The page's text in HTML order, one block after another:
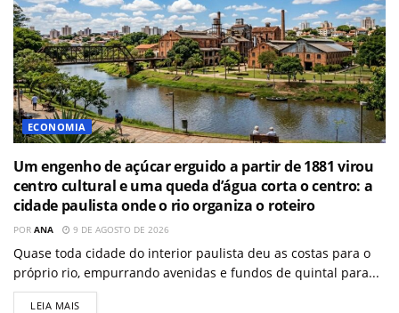
ECONOMIA
Um engenho de açúcar erguido a partir de 1881 virou
centro cultural e uma queda d’água corta o centro: a
cidade paulista onde o rio organiza o roteiro
POR ANA 9 DE AGOSTO DE 2026
Quase toda cidade do interior paulista deu as costas para o
próprio rio, empurrando avenidas e fundos de quintal para...
LEIA MAIS